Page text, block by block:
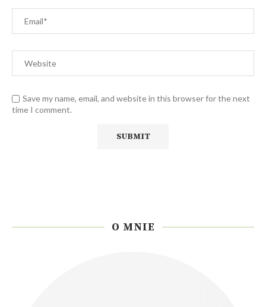
Save my name, email, and website in this browser for the next
time I comment.
O MNIE